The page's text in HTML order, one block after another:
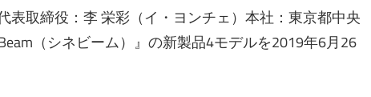
表取締役：李 栄彩（イ・ヨンチェ）本社：東京都中央
（シネビーム）』の新製品4モデルを2019年6月26